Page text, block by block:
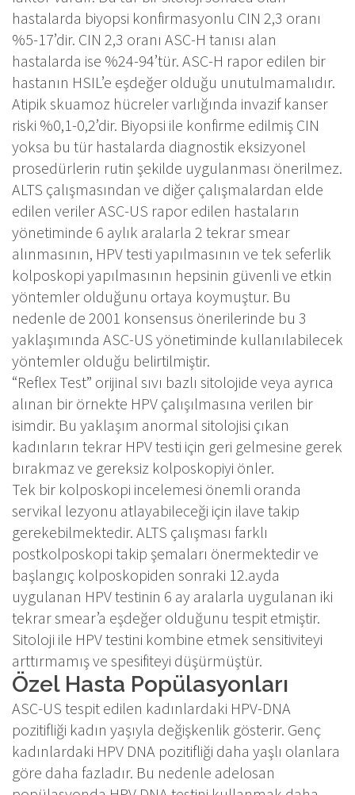
hastalarda biyopsi konfirmasyonlu CIN 2,3 oranı
%5-17’dir. CIN 2,3 oranı ASC-H tanısı alan
hastalarda ise %24-94’tür. ASC-H rapor edilen bir
hastanın HSIL’e eşdeğer olduğu unutulmamalıdır.
Atipik skuamoz hücreler varlığında invazif kanser
riski %0,1-0,2’dir. Biyopsi ile konfirme edilmiş CIN
yoksa bu tür hastalarda diagnostik eksizyonel
prosedürlerin rutin şekilde uygulanması önerilmez.
ALTS çalışmasından ve diğer çalışmalardan elde
edilen veriler ASC-US rapor edilen hastaların
yönetiminde 6 aylık aralarla 2 tekrar smear
alınmasının, HPV testi yapılmasının ve tek seferlik
kolposkopi yapılmasının hepsinin güvenli ve etkin
yöntemler olduğunu ortaya koymuştur. Bu
nedenle de 2001 konsensus önerilerinde bu 3
yaklaşımında ASC-US yönetiminde kullanılabilecek
yöntemler olduğu belirtilmiştir.
“Reflex Test” orijinal sıvı bazlı sitolojide veya ayrıca
alınan bir örnekte HPV çalışılmasına verilen bir
isimdir. Bu yaklaşım anormal sitolojisi çıkan
kadınların tekrar HPV testi için geri gelmesine gerek
bırakmaz ve gereksiz kolposkopiyi önler.
Tek bir kolposkopi incelemesi önemli oranda
servikal lezyonu atlayabileceği için ilave takip
gerekebilmektedir. ALTS çalışması farklı
postkolposkopi takip şemaları önermektedir ve
başlangıç kolposkopiden sonraki 12.ayda
uygulanan HPV testinin 6 ay aralarla uygulanan iki
tekrar smear’a eşdeğer olduğunu tespit etmiştir.
Sitoloji ile HPV testini kombine etmek sensitiviteyi
arttırmamış ve spesifiteyi düşürmüştür.
Özel Hasta Popülasyonları
ASC-US tespit edilen kadınlardaki HPV-DNA
pozitifliği kadın yaşıyla değişkenlik gösterir. Genç
kadınlardaki HPV DNA pozitifliği daha yaşlı olanlara
göre daha fazladır. Bu nedenle adelosan